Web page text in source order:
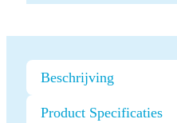
Beschrijving
Product Specificaties